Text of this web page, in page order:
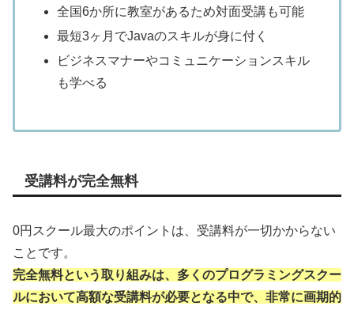
全国6か所に教室があるため対面受講も可能
最短3ヶ月でJavaのスキルが身に付く
ビジネスマナーやコミュニケーションスキル
も学べる
受講料が完全無料
0円スクール最大のポイントは、受講料が一切かからない
ことです。
完全無料という取り組みは、多くのプログラミングスクー
ルにおいて高額な受講料が必要となる中で、非常に画期的